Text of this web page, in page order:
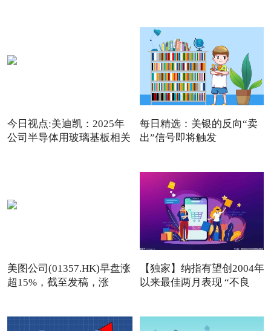
今日视点:美迪凯：2025年
公司半导体用玻璃基板相关
每日精选：美银的反向“卖
出”信号即将触发
美图公司(01357.HK)早盘涨
超15%，截至发稿，涨
【独家】纳指有望创2004年
以来最佳两月表现 “不良